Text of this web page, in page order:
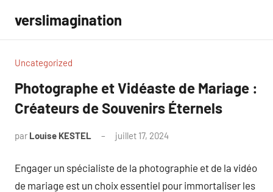
contenu
verslimagination
Uncategorized
Photographe et Vidéaste de Mariage :
Créateurs de Souvenirs Éternels
par Louise KESTEL juillet 17, 2024
Engager un spécialiste de la photographie et de la vidéo
de mariage est un choix essentiel pour immortaliser les